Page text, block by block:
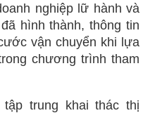
nghiệp lữ hành và
hình thành, thông tin
vận chuyển khi lựa
chương trình tham
trung khai thác thị